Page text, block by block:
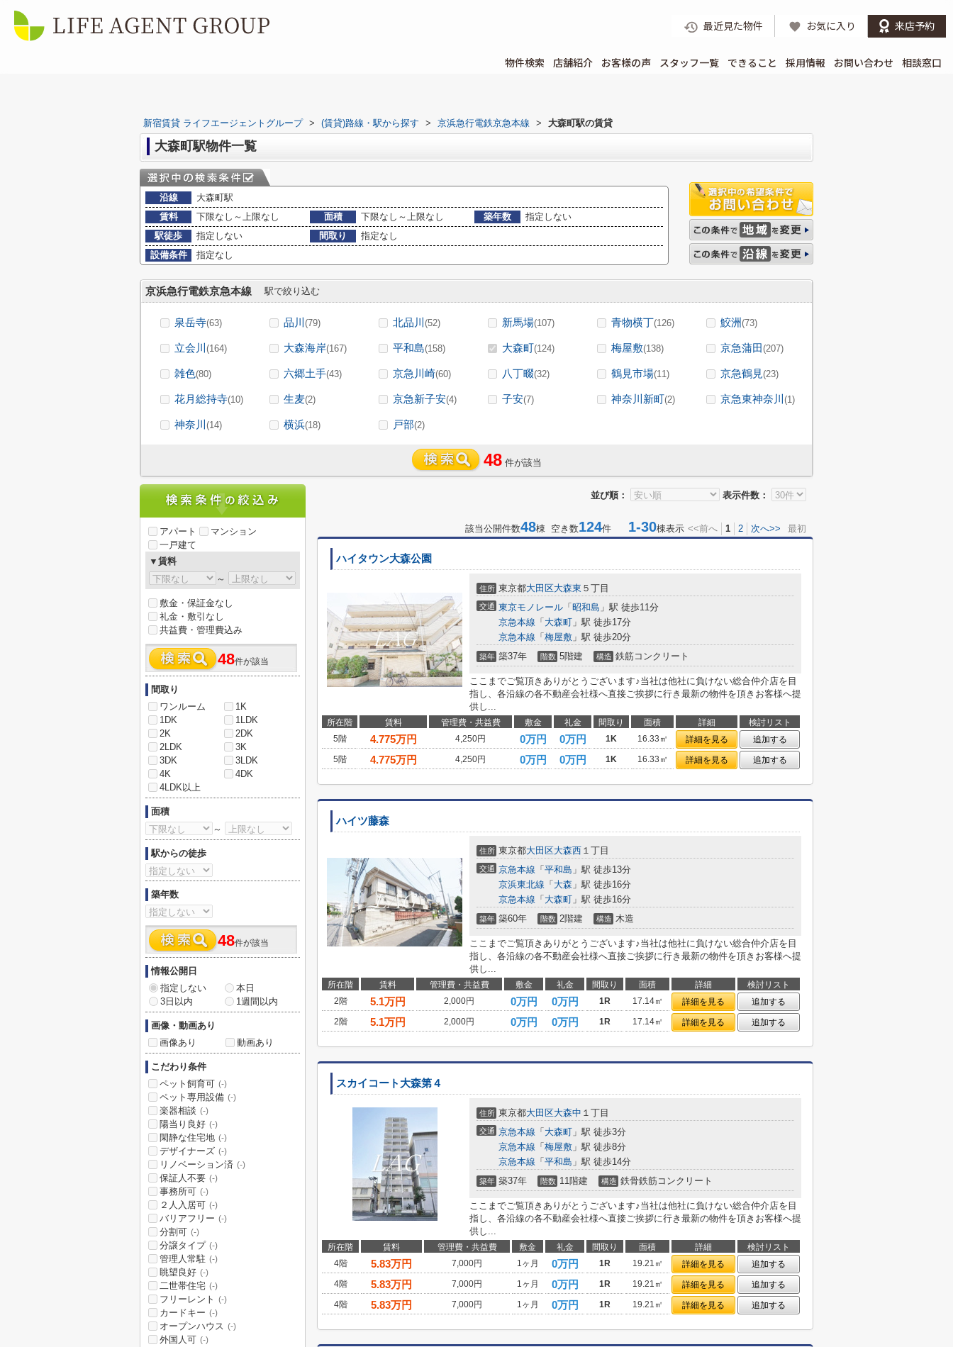
最近見た物件 お気に入り 来店予約
物件検索 店舗紹介 お客様の声 スタッフ一覧 できること 採用情報 お問い合わせ 相談窓口
新宿賃貸 ライフエージェントグループ > (賃貸)路線・駅から探す > 京浜急行電鉄京急本線 > 大森町駅の賃貸
大森町駅物件一覧
沿線
大森町駅
賃料
下限なし～上限なし 面積 下限なし～上限なし 築年数
指定しない
駅徒歩
指定しない 間取り
指定なし
設備条件
指定なし
京浜急行電鉄京急本線 駅で絞り込む
泉岳寺(63) 品川 (79) 北品川 (52) 新馬場(107) 青物横丁(126) 鮫洲 (73)
立会川 (164) 大森海岸(167) 平和島(158) 大森町(124) 梅屋敷(138) 京急蒲田(207)
雑色(80) 六郷土手(43) 京急川崎(60) 八丁畷(32) 鶴見市場(11) 京急鶴見(23)
花月総持寺(10) 生麦(2) 京急新子安(4) 子安(7) 神奈川新町(2) 京急東神奈川 (1)
神奈川 (14) 横浜(18) 戸部(2)
48 件が該当
並び順： 表示件数：
該当公開件数48棟 空き数124件 1-30棟表示 <<前へ 1 2 次へ>> 最初
ハイタウン大森公園
住所 東京都大田区大森東 ５丁目
交通 東京モノレール 「 昭和島 」駅 徒歩11分
京急本線 「 大森町 」駅 徒歩17分
京急本線 「 梅屋敷 」駅 徒歩20分
築年 築37年 階数 5階建 構造 鉄筋コンクリート
ここまでご覧頂きありがとうございます♪当社は他社に負けない総合仲介店を目
指し、各沿線の各不動産会社様へ直接ご挨拶に行き最新の物件を頂きお客様へ提
供し...
所在階 賃料 管理費・共益費 敷金 礼金 間取り 面積 詳細
検討リスト
5階
4.775万円 4,250円 0万円 0万円 1K 16.33㎡ 詳細を見る
追加する
5階
4.775万円 4,250円 0万円 0万円 1K 16.33㎡ 詳細を見る 追加する
ハイツ藤森
住所 東京都大田区大森西 １丁目
交通 京急本線 「 平和島 」駅 徒歩13分
京浜東北線 「 大森 」駅 徒歩16分
京急本線 「 大森町 」駅 徒歩16分
築年 築60年 階数 2階建 構造 木造
ここまでご覧頂きありがとうございます♪当社は他社に負けない総合仲介店を目
指し、各沿線の各不動産会社様へ直接ご挨拶に行き最新の物件を頂きお客様へ提
供し...
所在階 賃料 管理費・共益費 敷金 礼金 間取り 面積 詳細
検討リスト
2階
5.1万円 2,000円 0万円 0万円 1R 17.14㎡ 詳細を見る
追加する
2階
5.1万円 2,000円 0万円 0万円 1R 17.14㎡ 詳細を見る 追加する
スカイコート大森第４
住所 東京都大田区大森中 １丁目
交通 京急本線 「 大森町 」駅 徒歩3分
京急本線 「 梅屋敷 」駅 徒歩8分
京急本線 「 平和島 」駅 徒歩14分
築年 築37年 階数 11階建 構造 鉄骨鉄筋コンクリート
ここまでご覧頂きありがとうございます♪当社は他社に負けない総合仲介店を目
指し、各沿線の各不動産会社様へ直接ご挨拶に行き最新の物件を頂きお客様へ提
供し...
所在階 賃料 管理費・共益費 敷金 礼金 間取り 面積 詳細
検討リスト
4階
5.83万円 7,000円 1ヶ月 0万円 1R 19.21㎡ 詳細を見る
追加する
4階
5.83万円 7,000円 1ヶ月 0万円 1R 19.21㎡ 詳細を見る
追加する
4階
5.83万円 7,000円 1ヶ月 0万円 1R 19.21㎡ 詳細を見る 追加する
アパート
マンション
一戸建て
▼賃料
～
敷金・保証金なし
礼金・敷引なし
共益費・管理費込み
48件が該当
間取り
ワンルーム
1K
1DK
1LDK
2K
2DK
2LDK
3K
3DK
3LDK
4K
4DK
4LDK以上
面積
～
駅からの徒歩
築年数
48件が該当
情報公開日
指定しない
本日
3日以内
1週間以内
画像・動画あり
画像あり
動画あり
こだわり条件
ペット飼育可 (-)
ペット専用設備 (-)
楽器相談 (-)
陽当り良好 (-)
閑静な住宅地 (-)
デザイナーズ (-)
リノベーション済 (-)
保証人不要 (-)
事務所可 (-)
２人入居可 (-)
バリアフリー (-)
分割可 (-)
分譲タイプ (-)
管理人常駐 (-)
眺望良好 (-)
二世帯住宅 (-)
フリーレント (-)
カードキー (-)
オープンハウス (-)
外国人可 (-)